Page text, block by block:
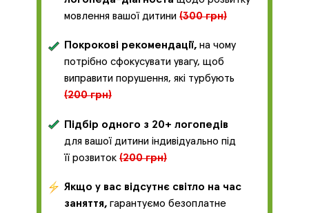
мовлення вашої дитини (300 грн)
Покрокові рекомендації, на чому
потрібно сфокусувати увагу, щоб
виправити порушення, які турбують
(200 грн)
Підбір одного з 20+ логопедів
для вашої дитини індивідуально під
її розвиток (200 грн)
Якщо у вас відсутнє світло на час
заняття, гарантуємо безоплатне